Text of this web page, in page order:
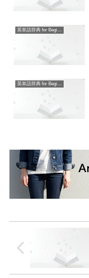
英単語辞典 for Beginners
英単語辞典 for Beginners